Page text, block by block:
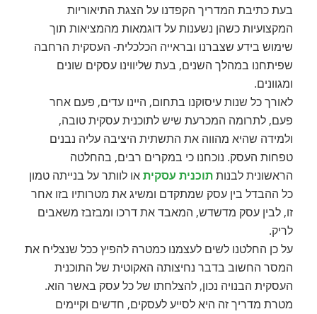
בעת כתיבת המדריך הקפדנו על הצגת התיאוריות
המקצועיות כשהן נשענות על דוגמאות מהמציאות תוך
שימוש בידע שצברנו ובראייה הכלכלית- העסקית הרחבה
שפיתחנו במהלך השנים, בעת שליווינו עסקים שונים
ומגוונים.
לאורך כל שנות עיסוקנו בתחום, היינו עדים, פעם אחר
פעם, לתרומה המכרעת שיש לתוכנית עסקית טובה,
ולמידה שהיא מהווה את התשתית היציבה עליה נבנים
טפחות העסק. נוכחנו כי במקרים רבים, בהחלטה
הראשונית לבנותתוכנית עסקיתאו לוותר על בנייתה טמון
כל ההבדל בין עסק שמתקדם ומשיג את מטרותיו בזו אחר
זו, לבין עסק מדשדש, המאבד את דרכו ומבזבז משאבים
לריק.
על כן החלטנו לשים לעצמנו כמטרה להפיץ ככל שנצליח את
המסר החשוב בדבר נחיצותה האקוטית של התוכנית
העסקית הבנויה נכון, להצלחתו של כל עסק באשר הוא.
מטרת מדריך זה היא לסייע לעסקים, חדשים וקיימים